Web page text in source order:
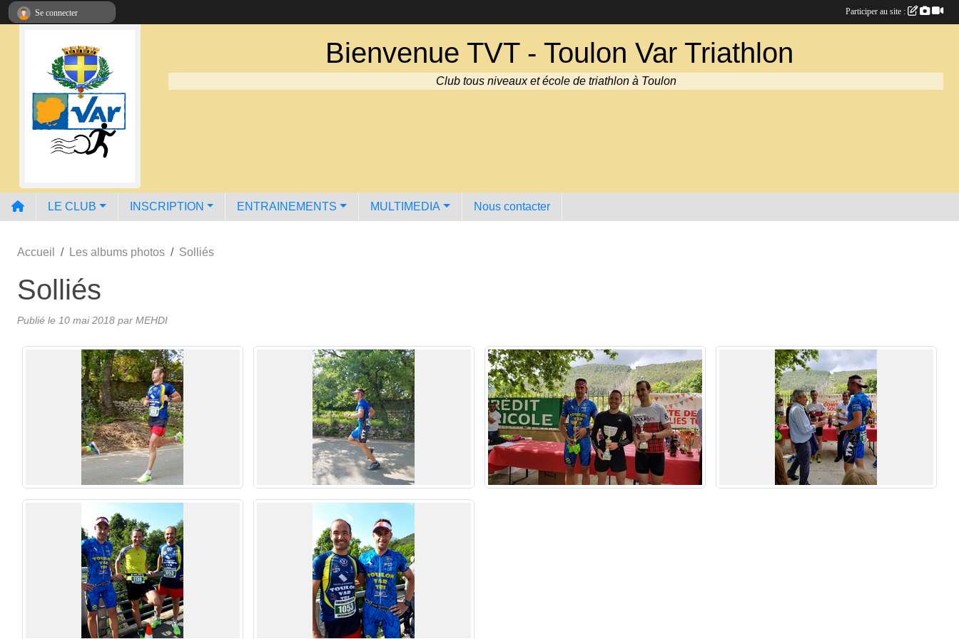
Bienvenue TVT - Toulon Var Triathlon
Club tous niveaux et école de triathlon à Toulon
LE CLUB INSCRIPTION ENTRAINEMENTS MULTIMEDIA Nous contacter
Accueil Les albums photos Solliés
Solliés
Publié le 10 mai 2018 par MEHDI
Se connecter Participer au site :
Panneau de gestion des cookies